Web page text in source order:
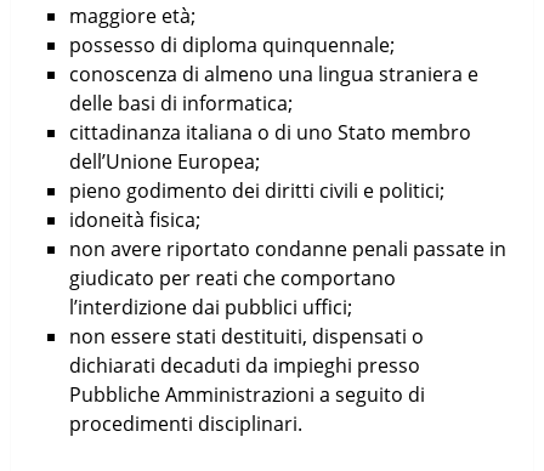
maggiore età;
possesso di diploma quinquennale;
conoscenza di almeno una lingua straniera e
delle basi di informatica;
cittadinanza italiana o di uno Stato membro
dell’Unione Europea;
pieno godimento dei diritti civili e politici;
idoneità fisica;
non avere riportato condanne penali passate in
giudicato per reati che comportano
l’interdizione dai pubblici uffici;
non essere stati destituiti, dispensati o
dichiarati decaduti da impieghi presso
Pubbliche Amministrazioni a seguito di
procedimenti disciplinari.